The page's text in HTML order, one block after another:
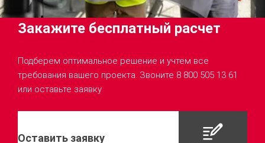
Закажите бесплатный расчет
Подберем оптимальное решение и учтем все
требования вашего проекта. Звоните 8 800 505 13 61
или оставьте заявку
Оставить заявку